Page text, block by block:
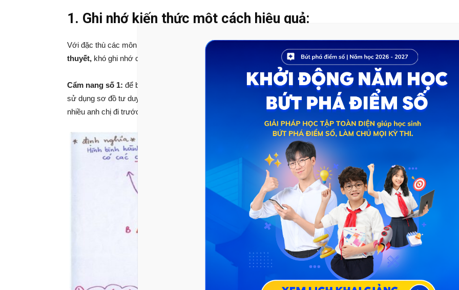
1. Ghi nhớ kiến thức một cách hiệu quả:
Với đặc thù các môn tự nhiên: Toán- Lý – Hóa – Sinh được hầu hết các bạn teen đánh giá là khô khan lý
thuyết,khó ghi nhớ cũng như học thuộc, Butbi mách các bạn phương pháp ghi nhớ hiệu quả như sau:
Cẩm nang số 1: để bạn ghi nhớ được kiến thức một cách nhanh nhất mà không tốn quá nhiều sức lực là
sử dụng sơ đồ tư duy để hệ thống hóa và ghi nhớ kiến thức – một cáchôn thi học kỳcực hiệu quả được
nhiều anh chị đi trước áp dụng.